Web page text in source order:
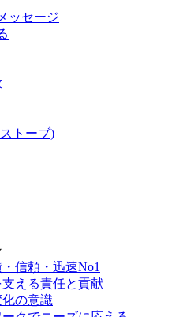
ッセージ
トーブ)
信頼・迅速No1
える責任と貢献
の意識